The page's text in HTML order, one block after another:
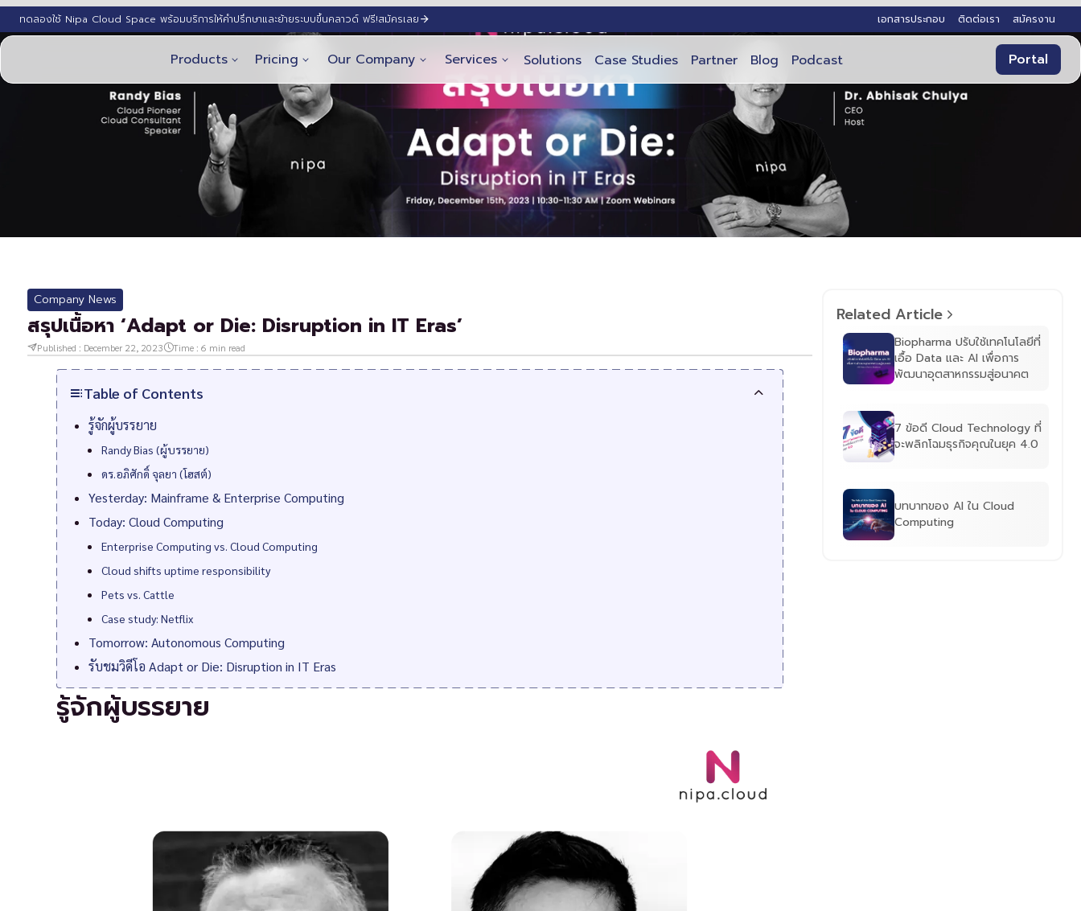
ทดลองใช้ Nipa Cloud Space พร้อมบริการให้คำปรึกษาและย้ายระบบขึ้นคลาวด์ ฟรี!สมัครเลย เอกสารประกอบ ติดต่อเรา สมัครงาน
Products Pricing Our Company Services Solutions Case Studies Partner Blog Podcast Portal
Company News
สรุปเนื้อหา ‘Adapt or Die: Disruption in IT Eras’
Published : December 22, 2023 Time : 6 min read
Table of Contents
รู้จักผู้บรรยาย
Randy Bias (ผู้บรรยาย)
ดร.อภิศักดิ์ จุลยา (โฮสต์)
Yesterday: Mainframe & Enterprise Computing
Today: Cloud Computing
Enterprise Computing vs. Cloud Computing
Cloud shifts uptime responsibility
Pets vs. Cattle
Case study: Netflix
Tomorrow: Autonomous Computing
รับชมวิดีโอ Adapt or Die: Disruption in IT Eras
รู้จักผู้บรรยาย
Related Article
Biopharma ปรับใช้เทคโนโลยีที่
เอื้อ Data และ AI เพื่อการ
พัฒนาอุตสาหกรรมสู่อนาคต
7 ข้อดี Cloud Technology ที่
จะพลิกโฉมธุรกิจคุณในยุค 4.0
บทบาทของ AI ใน Cloud
Computing